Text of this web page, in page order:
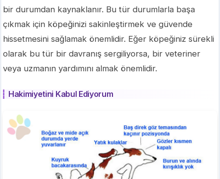
bir durumdan kaynaklanır. Bu tür durumlarla başa
çıkmak için köpeğinizi sakinleştirmek ve güvende
hissetmesini sağlamak önemlidir. Eğer köpeğiniz sürekli
olarak bu tür bir davranış sergiliyorsa, bir veteriner
veya uzmanın yardımını almak önemlidir.
Hakimiyetini Kabul Ediyorum